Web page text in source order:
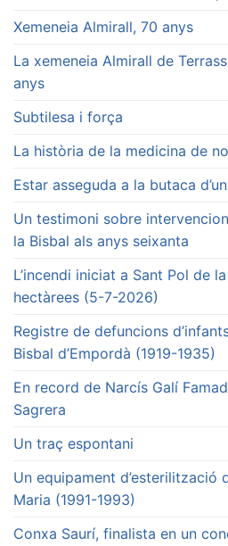
Xemeneia Almirall, 70 anys
La xemeneia Almirall de
anys
Subtilesa i força
La història de la medicina de
Estar asseguda a la butaca
Un testimoni sobre
la Bisbal als anys seixanta
L’incendi iniciat a Sant Pol de
hectàrees (5-7-2026)
Registre de defuncions
Bisbal d’Empordà (1919-1935)
En record de Narcís Galí
Sagrera
Un traç espontani
Un equipament d’esterilització
Maria (1991-1993)
Conxa Saurí, finalista en un